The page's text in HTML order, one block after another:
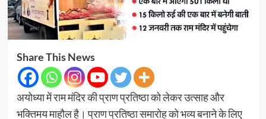
Share This News
अयोध्या में राम मंदिर की प्राण प्रतिष्ठा को लेकर उत्साह और
भक्तिमय माहौल है। प्राण प्रतिष्ठा समारोह को भव्य बनाने के लिए